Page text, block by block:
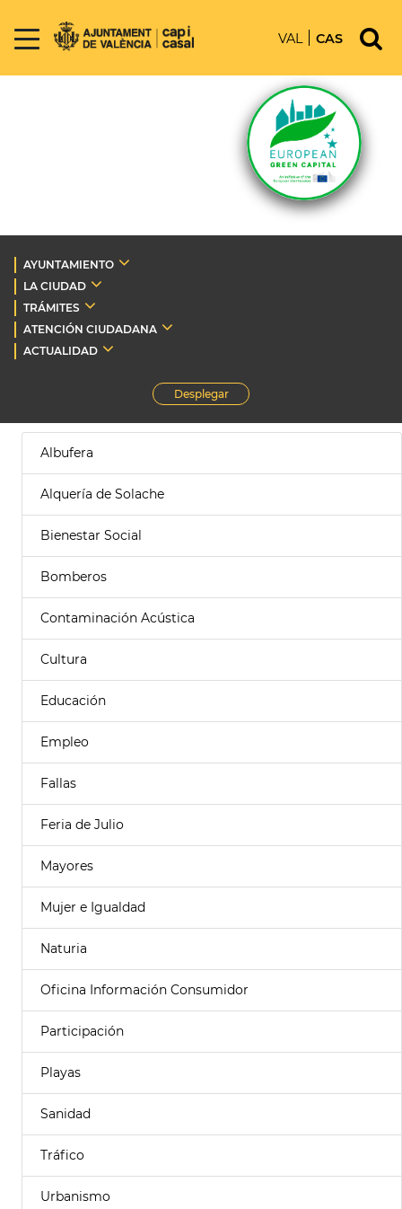
VAL CAS
AYUNTAMIENTO
LA CIUDAD
TRÁMITES
ATENCIÓN CIUDADANA
ACTUALIDAD
Desplegar
Albufera
Alquería de Solache
Bienestar Social
Bomberos
Contaminación Acústica
Cultura
Educación
Empleo
Fallas
Feria de Julio
Mayores
Mujer e Igualdad
Naturia
Oficina Información Consumidor
Participación
Playas
Sanidad
Tráfico
Urbanismo